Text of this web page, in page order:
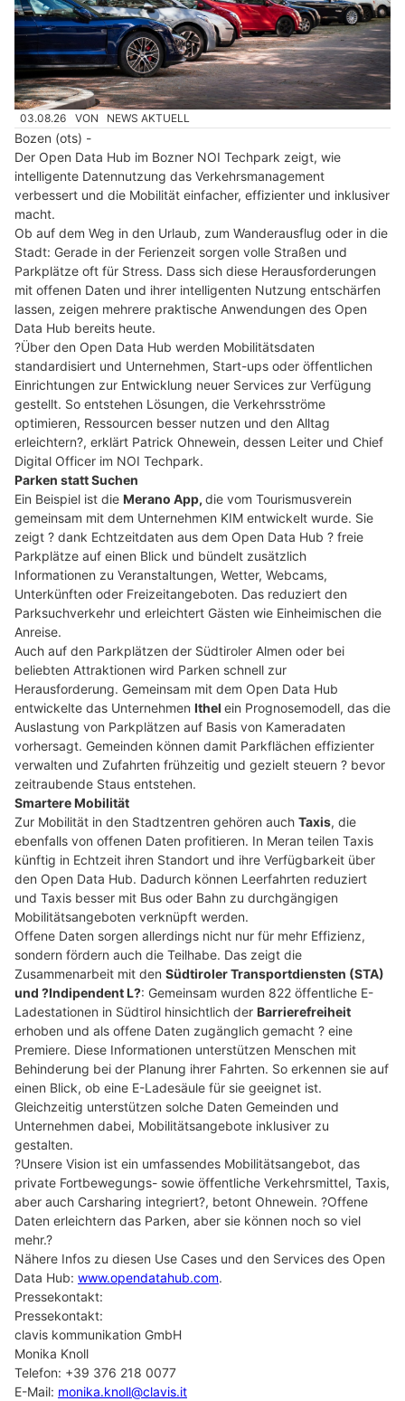
03.08.26 VON NEWS AKTUELL
Bozen (ots) -
Der Open Data Hub im Bozner NOI Techpark zeigt, wie
intelligente Datennutzung das Verkehrsmanagement
verbessert und die Mobilität einfacher, effizienter und inklusiver
macht.
Ob auf dem Weg in den Urlaub, zum Wanderausflug oder in die
Stadt: Gerade in der Ferienzeit sorgen volle Straßen und
Parkplätze oft für Stress. Dass sich diese Herausforderungen
mit offenen Daten und ihrer intelligenten Nutzung entschärfen
lassen, zeigen mehrere praktische Anwendungen des Open
Data Hub bereits heute.
?Über den Open Data Hub werden Mobilitätsdaten
standardisiert und Unternehmen, Start-ups oder öffentlichen
Einrichtungen zur Entwicklung neuer Services zur Verfügung
gestellt. So entstehen Lösungen, die Verkehrsströme
optimieren, Ressourcen besser nutzen und den Alltag
erleichtern?, erklärt Patrick Ohnewein, dessen Leiter und Chief
Digital Officer im NOI Techpark.
Parken statt Suchen
Ein Beispiel ist die Merano App, die vom Tourismusverein
gemeinsam mit dem Unternehmen KIM entwickelt wurde. Sie
zeigt ? dank Echtzeitdaten aus dem Open Data Hub ? freie
Parkplätze auf einen Blick und bündelt zusätzlich
Informationen zu Veranstaltungen, Wetter, Webcams,
Unterkünften oder Freizeitangeboten. Das reduziert den
Parksuchverkehr und erleichtert Gästen wie Einheimischen die
Anreise.
Auch auf den Parkplätzen der Südtiroler Almen oder bei
beliebten Attraktionen wird Parken schnell zur
Herausforderung. Gemeinsam mit dem Open Data Hub
entwickelte das Unternehmen Ithel ein Prognosemodell, das die
Auslastung von Parkplätzen auf Basis von Kameradaten
vorhersagt. Gemeinden können damit Parkflächen effizienter
verwalten und Zufahrten frühzeitig und gezielt steuern ? bevor
zeitraubende Staus entstehen.
Smartere Mobilität
Zur Mobilität in den Stadtzentren gehören auch Taxis, die
ebenfalls von offenen Daten profitieren. In Meran teilen Taxis
künftig in Echtzeit ihren Standort und ihre Verfügbarkeit über
den Open Data Hub. Dadurch können Leerfahrten reduziert
und Taxis besser mit Bus oder Bahn zu durchgängigen
Mobilitätsangeboten verknüpft werden.
Offene Daten sorgen allerdings nicht nur für mehr Effizienz,
sondern fördern auch die Teilhabe. Das zeigt die
Zusammenarbeit mit den Südtiroler Transportdiensten (STA)
und ?Indipendent L?: Gemeinsam wurden 822 öffentliche E-
Ladestationen in Südtirol hinsichtlich der Barrierefreiheit
erhoben und als offene Daten zugänglich gemacht ? eine
Premiere. Diese Informationen unterstützen Menschen mit
Behinderung bei der Planung ihrer Fahrten. So erkennen sie auf
einen Blick, ob eine E-Ladesäule für sie geeignet ist.
Gleichzeitig unterstützen solche Daten Gemeinden und
Unternehmen dabei, Mobilitätsangebote inklusiver zu
gestalten.
?Unsere Vision ist ein umfassendes Mobilitätsangebot, das
private Fortbewegungs- sowie öffentliche Verkehrsmittel, Taxis,
aber auch Carsharing integriert?, betont Ohnewein. ?Offene
Daten erleichtern das Parken, aber sie können noch so viel
mehr.?
Nähere Infos zu diesen Use Cases und den Services des Open
Data Hub: www.opendatahub.com.
Pressekontakt:
Pressekontakt:
clavis kommunikation GmbH
Monika Knoll
Telefon: +39 376 218 0077
E-Mail: monika.knoll@clavis.it